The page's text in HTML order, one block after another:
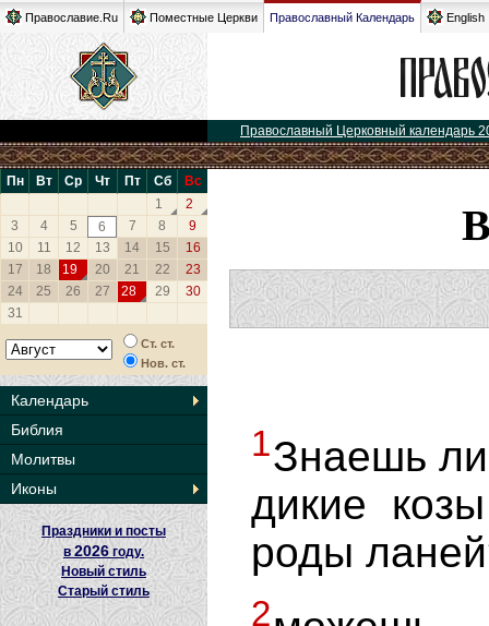
Православие.Ru Поместные Церкви Православный Календарь English
Православный Церковный календарь
Пн Вт Ср Чт Пт Сб
Вс
1
2
3
4 5 6 7 8
9
10
11 12 13 14 15
16
17
18 19 20 21 22
23
24
25 26 27 28 29
30
31
Ст. ст.
Нов. ст.
Календарь
Библия
Молитвы
Иконы
Праздники и посты
в2026 году.
Новый стиль
Старый стиль
1Знаешь
дикие
роды
2